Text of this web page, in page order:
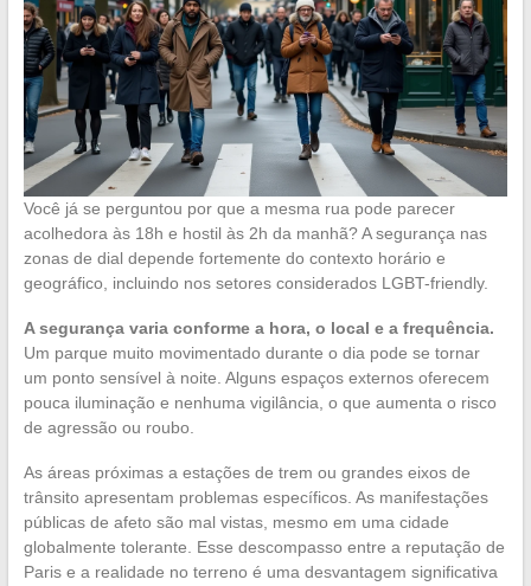
Você já se perguntou por que a mesma rua pode parecer
acolhedora às 18h e hostil às 2h da manhã? A segurança nas
zonas de dial depende fortemente do contexto horário e
geográfico, incluindo nos setores considerados LGBT-friendly.
A segurança varia conforme a hora, o local e a frequência.
Um parque muito movimentado durante o dia pode se tornar
um ponto sensível à noite. Alguns espaços externos oferecem
pouca iluminação e nenhuma vigilância, o que aumenta o risco
de agressão ou roubo.
As áreas próximas a estações de trem ou grandes eixos de
trânsito apresentam problemas específicos. As manifestações
públicas de afeto são mal vistas, mesmo em uma cidade
globalmente tolerante. Esse descompasso entre a reputação de
Paris e a realidade no terreno é uma desvantagem significativa